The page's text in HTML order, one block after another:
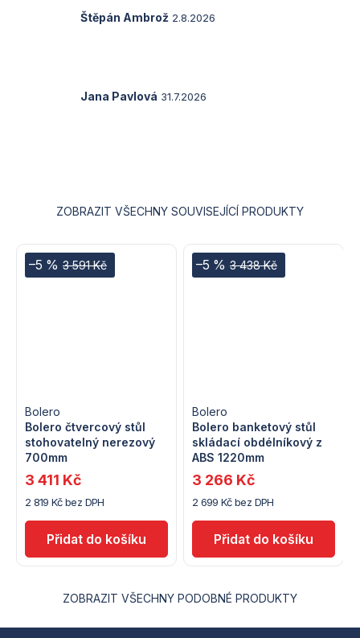
Bolero čtvercový stůl
stohovatelný nerezový
700mm
Bolero
2 819 Kč bez DPH
3 411 Kč
3 591 Kč
–5 %
Bolero banketový stůl
skládací obdélníkový z
ABS 1220mm
Bolero
2 699 Kč bez DPH
3 266 Kč
3 438 Kč
–5 %
ZOBRAZIT VŠECHNY PODOBNÉ PRODUKTY
5
Hodnocení
5
Štěpán Ambrož 2.8.2026
Hodnocení
Jana Pavlová 31.7.2026
ZOBRAZIT VŠECHNY SOUVISEJÍCÍ PRODUKTY